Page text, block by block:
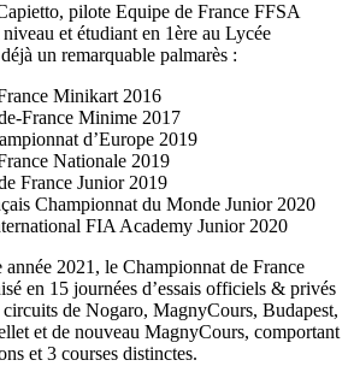
pilote Equipe de France FFSA
et étudiant en 1ère au Lycée
un remarquable palmarès :
Minikart 2016
France Minime 2017
d’Europe 2019
Nationale 2019
France Junior 2019
Championnat du Monde Junior 2020
FIA Academy Junior 2020
2021, le Championnat de France
en 15 journées d’essais officiels & privés
circuits de Nogaro, MagnyCours, Budapest,
et de nouveau MagnyCours, comportant
et 3 courses distinctes.